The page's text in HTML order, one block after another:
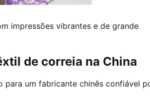
impressões vibrantes e de grande
de correia na China
um fabricante chinês confiável